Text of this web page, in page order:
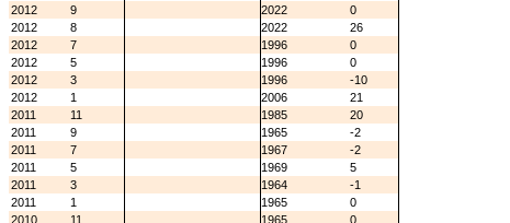
2012
9 2022
0
2012
8 2022
26
2012
7 1996
0
2012
5 1996
0
2012
3 1996
-10
2012
1 2006
21
2011
11 1985
20
2011
9 1965
-2
2011
7 1967
-2
2011
5 1969
5
2011
3 1964
-1
2011
1 1965
0
2010
11 1965
0